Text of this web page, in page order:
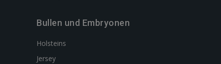
Bullen und Embryonen
Holsteins
Jersey